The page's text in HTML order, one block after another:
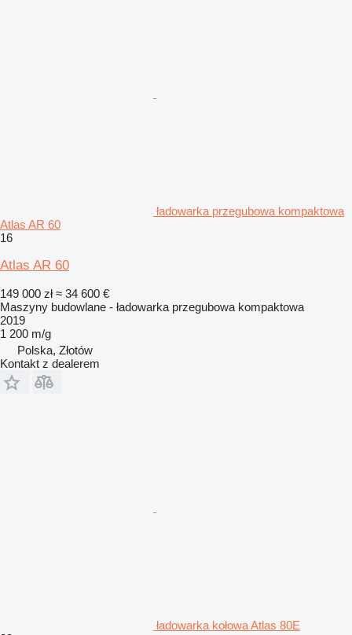
ładowarka przegubowa kompaktowa
Atlas AR 60
16
Atlas AR 60
149 000 zł ≈ 34 600 €
Maszyny budowlane - ładowarka przegubowa kompaktowa
2019
1 200 m/g
Polska, Złotów
Kontakt z dealerem
ładowarka kołowa Atlas 80E